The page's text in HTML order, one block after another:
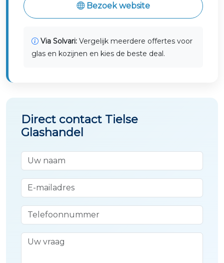
Bezoek website
Via Solvari: Vergelijk meerdere offertes voor
glas en kozijnen en kies de beste deal.
Direct contact Tielse
Glashandel
Uw naam
E-mailadres
Telefoonnummer
Uw vraag